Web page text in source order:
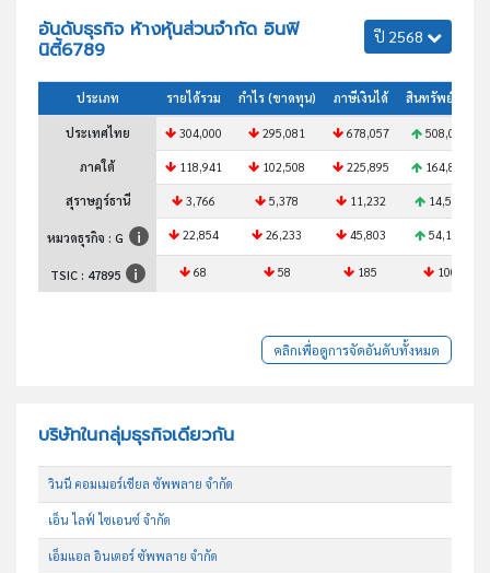
อันดับธุรกิจ ห้างหุ้นส่วนจำกัด อินฟิ
นิตี้6789
ปี 2568
ประเภท รายได้รวม กำไร (ขาดทุน) ภาษีเงินได้ สินทรัพย์รวม
ประเทศไทย 304,000 295,081 678,057 508,066
ภาคใต้ 118,941 102,508 225,895 164,830
สุราษฎร์ธานี 3,766 5,378 11,232 14,535
หมวดธุรกิจ : G 22,854 26,233 45,803 54,154
TSIC : 47895 68 58 185 100
คลิกเพื่อดูการจัดอันดับทั้งหมด
บริษัทในกลุ่มธุรกิจเดียวกัน
วินนี คอมเมอร์เชียล ซัพพลาย จำกัด
เอ็น ไลฟ์ ไซเอนซ์ จำกัด
เอ็มแอล อินเตอร์ ซัพพลาย จำกัด